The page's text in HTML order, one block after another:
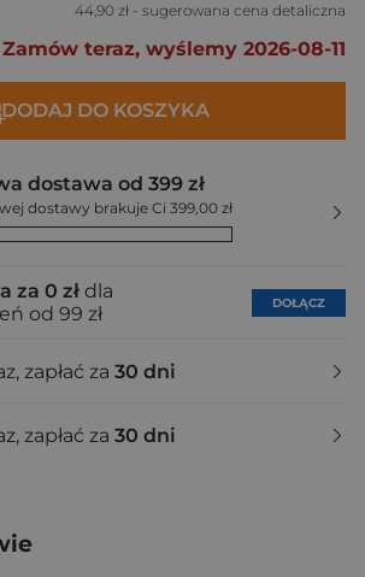
44,90 zł - sugerowana cena detaliczna
Zamów teraz, wyślemy 2026-08-11
DODAJ DO KOSZYKA
dostawa od 399 zł
dostawy brakuje Ci 399,00 zł
za 0 zł dla
od 99 zł
DOŁĄCZ
zapłać za 30 dni
zapłać za 30 dni